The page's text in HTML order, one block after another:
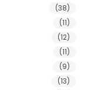
(38)
(11)
(12)
(11)
(9)
(13)